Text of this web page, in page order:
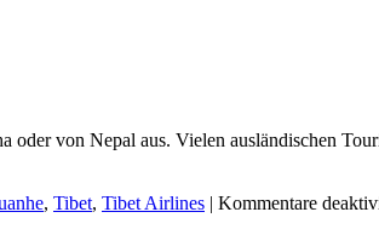
von Nepal aus. Vielen ausländischen
, Tibet, Tibet Airlines | Kommentare